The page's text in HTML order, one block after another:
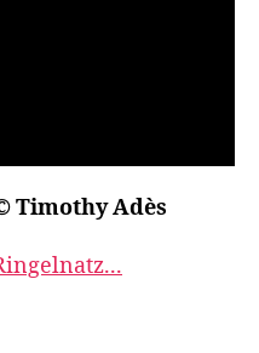
Timothy Adès